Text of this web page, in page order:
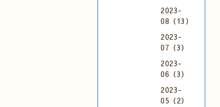
2023-
08（13）
2023-
07（3）
2023-
06（3）
2023-
05（2）